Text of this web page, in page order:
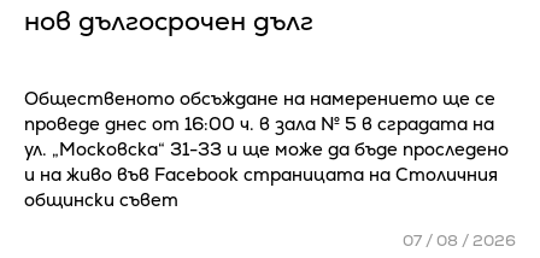
нов дългосрочен дълг
Общественото обсъждане на намерението ще се
проведе днес от 16:00 ч. в зала № 5 в сградата на
ул. „Московска“ 31-33 и ще може да бъде проследено
и на живо във Facebook страницата на Столичния
общински съвет
07 / 08 / 2026